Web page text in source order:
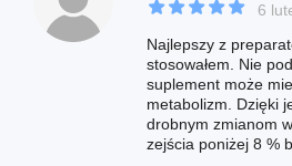
6
Najlepszy z
stosowałem. Nie
suplement może
metabolizm. Dzięki
drobnym zmianom
zejścia poniżej 8 %